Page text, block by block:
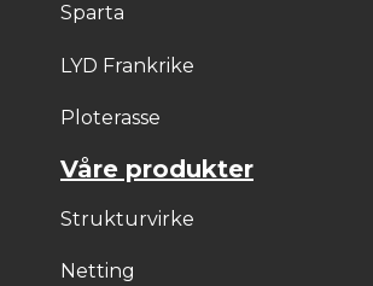
Sparta
LYD Frankrike
Ploterasse
Våre produkter
Strukturvirke
Netting